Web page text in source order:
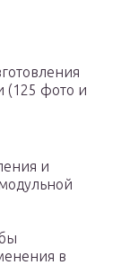
(125 фото и
и
в